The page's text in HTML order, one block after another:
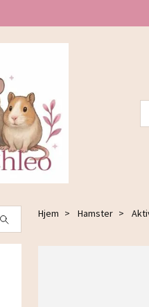
Hjem Hamster